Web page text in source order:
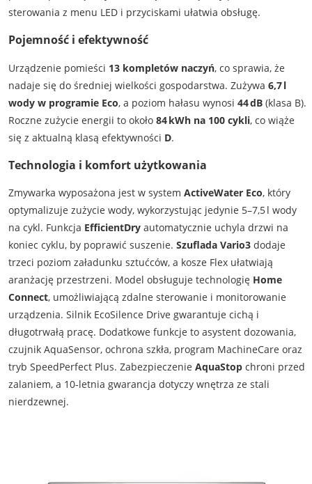
sterowania z menu LED i przyciskami ułatwia obsługę.
Pojemność i efektywność
Urządzenie pomieści 13 kompletów naczyń, co sprawia, że
nadaje się do średniej wielkości gospodarstwa. Zużywa 6,7 l
wody w programie Eco, a poziom hałasu wynosi 44 dB(klasa B).
Roczne zużycie energii to około 84 kWh na 100 cykli, co wiąże
się z aktualną klasą efektywności D.
Technologia i komfort użytkowania
Zmywarka wyposażona jest w system ActiveWater Eco, który
optymalizuje zużycie wody, wykorzystując jedynie 5–7,5 l wody
na cykl. Funkcja EfficientDryautomatycznie uchyla drzwi na
koniec cyklu, by poprawić suszenie. Szuflada Vario3dodaje
trzeci poziom załadunku sztućców, a kosze Flex ułatwiają
aranżację przestrzeni. Model obsługuje technologię Home
Connect, umożliwiającą zdalne sterowanie i monitorowanie
urządzenia. Silnik EcoSilence Drive gwarantuje cichą i
długotrwałą pracę. Dodatkowe funkcje to asystent dozowania,
czujnik AquaSensor, ochrona szkła, program MachineCare oraz
tryb SpeedPerfect Plus. Zabezpieczenie AquaStopchroni przed
zalaniem, a 10‑letnia gwarancja dotyczy wnętrza ze stali
nierdzewnej.